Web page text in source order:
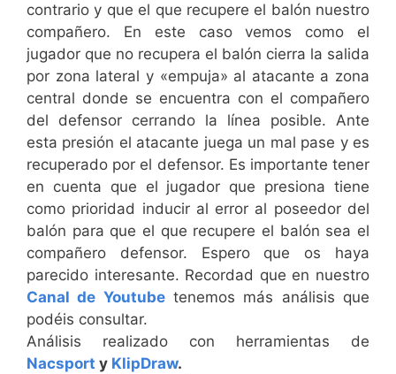
contrario y que el que recupere el balón nuestro
compañero. En este caso vemos como el
jugador que no recupera el balón cierra la salida
por zona lateral y «empuja» al atacante a zona
central donde se encuentra con el compañero
del defensor cerrando la línea posible. Ante
esta presión el atacante juega un mal pase y es
recuperado por el defensor. Es importante tener
en cuenta que el jugador que presiona tiene
como prioridad inducir al error al poseedor del
balón para que el que recupere el balón sea el
compañero defensor. Espero que os haya
parecido interesante. Recordad que en nuestro
Canal de Youtubetenemos más análisis que
podéis consultar.
Análisis realizado con herramientas de
Nacsport y KlipDraw.